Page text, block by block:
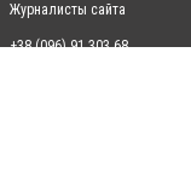
Журналисты сайта
+38 (096) 91 303 68